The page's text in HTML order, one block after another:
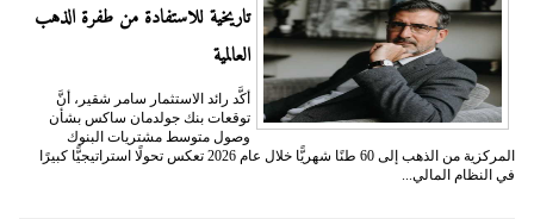
تاريخية للاستفادة من طفرة الذهب
العالمية
أكَّد رائد الاستثمار سامر شقير، أنَّ
توقعات بنك جولدمان ساكس بشأن
وصول متوسط مشتريات البنوك
المركزية من الذهب إلى 60 طنًا شهريًّا خلال عام 2026 تعكس تحولًا استراتيجيًّا كبيرًا
في النظام المالي...